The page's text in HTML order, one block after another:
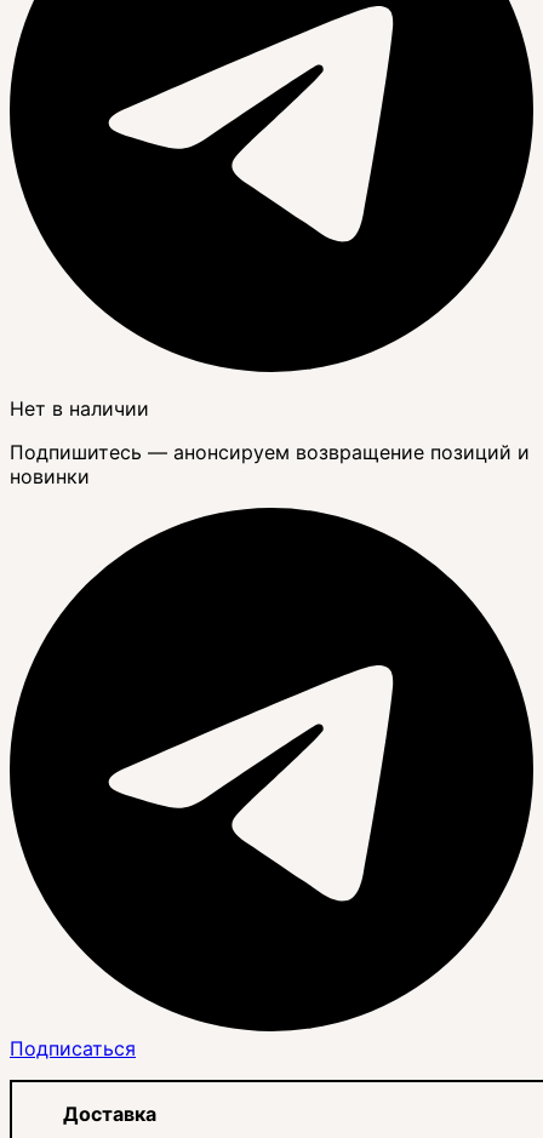
Нет в наличии
Подпишитесь — анонсируем возвращение позиций и
новинки
Подписаться
Доставка